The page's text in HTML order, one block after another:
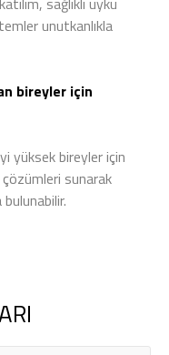
unutkanlıkla
bireyler için
yüksek bireyler için
sunarak